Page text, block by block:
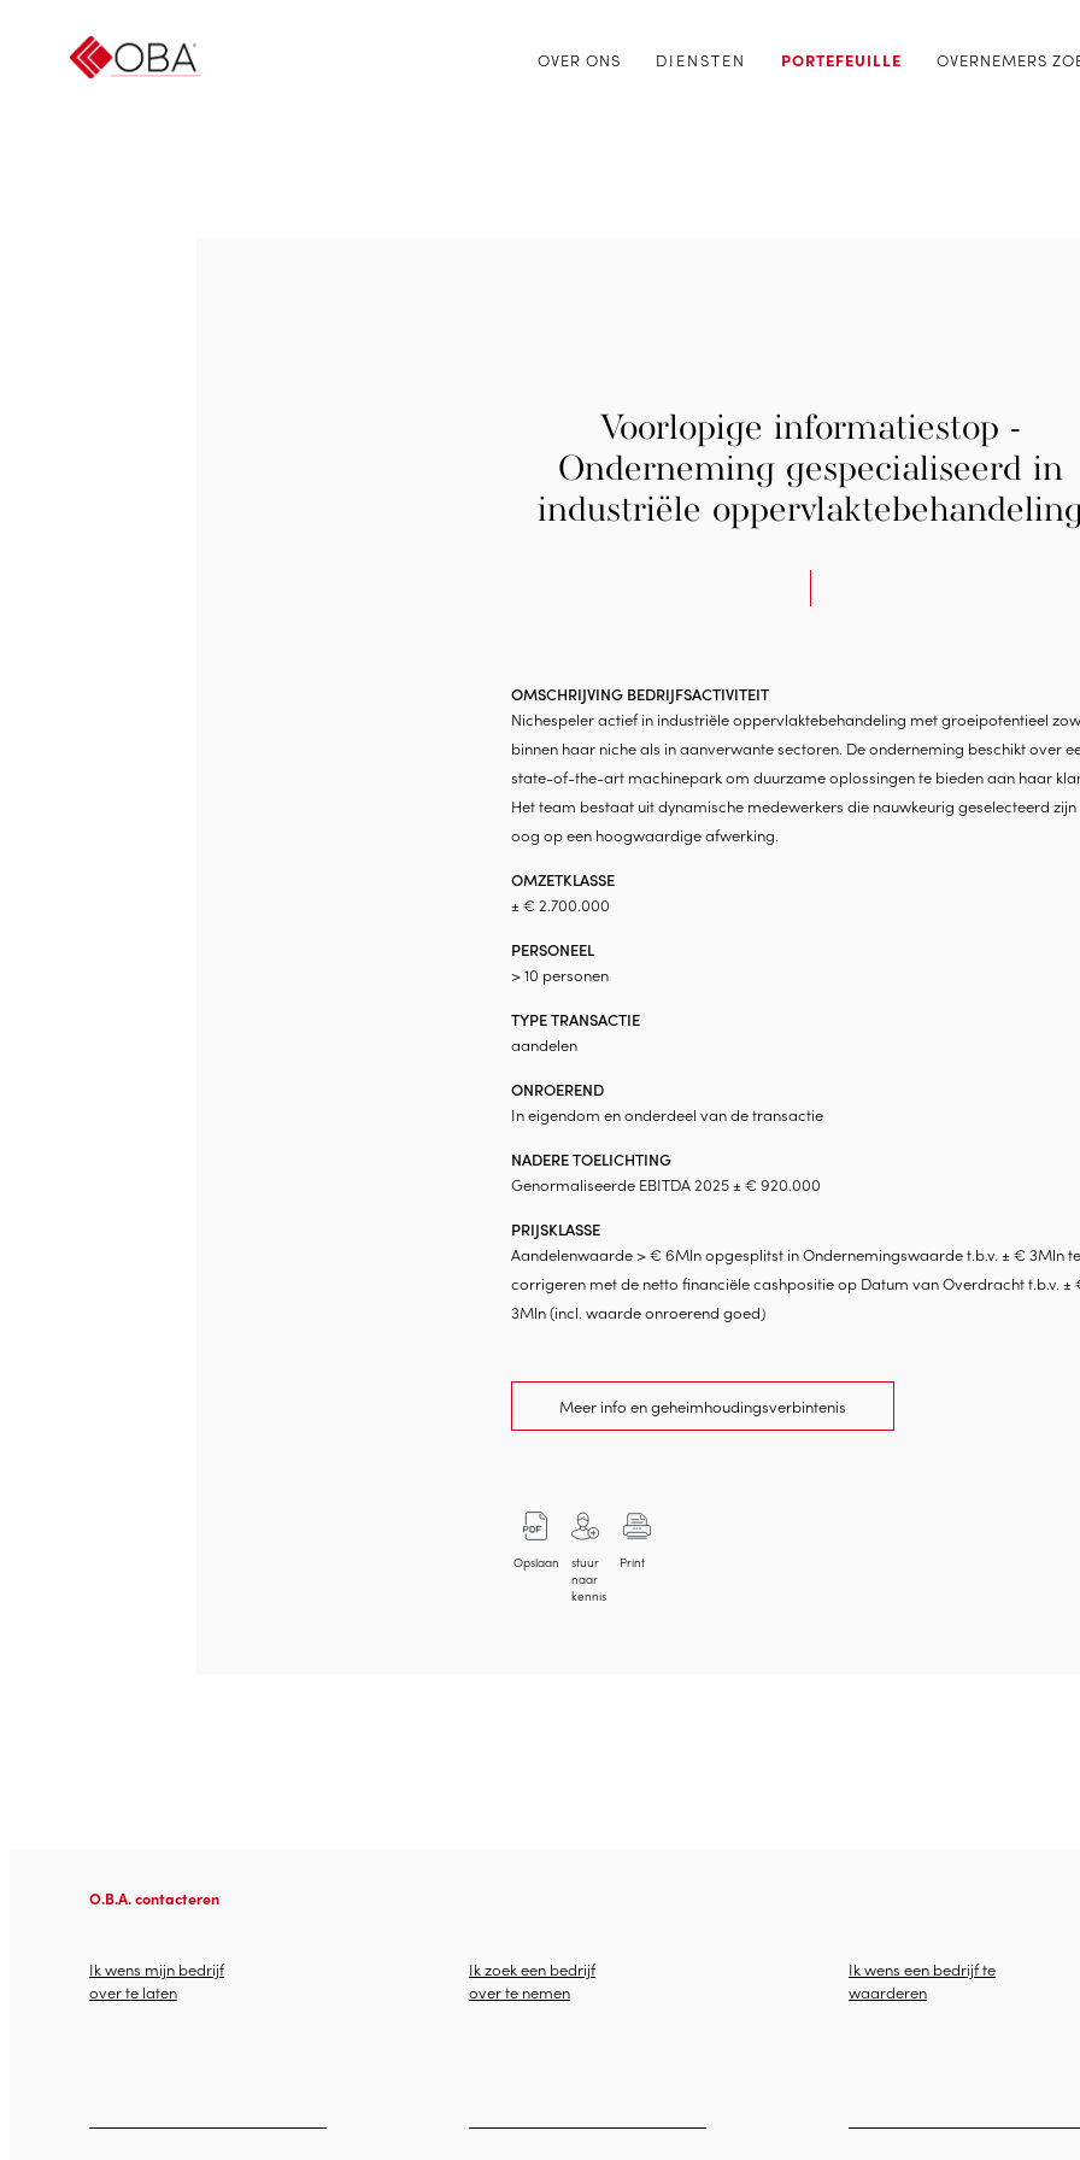
OVER ONS DIENSTEN PORTEFEUILLE OVERNEMERS
Voorlopige informatiestop -
Onderneming gespecialiseerd in
industriële
OMSCHRIJVING BEDRIJFSACTIVITEIT
Nichespeler actief in industriële oppervlaktebehandeling met groeipotentieel
binnen haar niche als in aanverwante sectoren. De onderneming beschikt over
state-of-the-art machinepark om duurzame oplossingen te bieden aan haar
Het team bestaat uit dynamische medewerkers die nauwkeurig geselecteerd
oog op een hoogwaardige afwerking.
OMZETKLASSE
± € 2.700.000
PERSONEEL
> 10 personen
TYPE TRANSACTIE
aandelen
ONROEREND
In eigendom en onderdeel van de transactie
NADERE TOELICHTING
Genormaliseerde EBITDA 2025 ± € 920.000
PRIJSKLASSE
Aandelenwaarde > € 6Mln opgesplitst in Ondernemingswaarde t.b.v. ± € 3Mln te
corrigeren met de netto financiële cashpositie op Datum van Overdracht t.b.v. ±
3Mln (incl. waarde onroerend goed)
Meer info en geheimhoudingsverbintenis
Opslaan
stuur
naar
kennis
Print
O.B.A. contacteren
Ik wens mijn bedrijf
over te laten
Ik zoek een bedrijf
over te nemen
Ik wens een bedrijf te
waarderen